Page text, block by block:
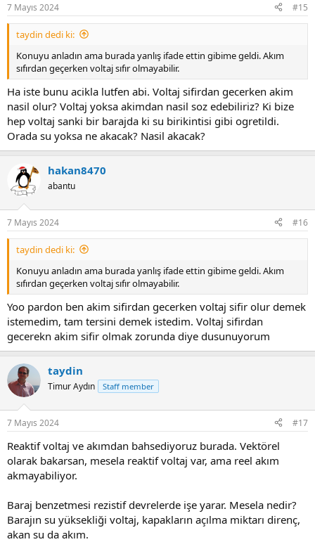
7 Mayıs 2024 #15
taydin dedi ki:
Konuyu anladın ama burada yanlış ifade ettin gibime geldi. Akım
sıfırdan geçerken voltaj sıfır olmayabilir.
Ha iste bunu acikla lutfen abi. Voltaj sifirdan gecerken akim
nasil olur? Voltaj yoksa akimdan nasil soz edebiliriz? Ki bize
hep voltaj sanki bir barajda ki su birikintisi gibi ogretildi.
Orada su yoksa ne akacak? Nasil akacak?
hakan8470
abantu
7 Mayıs 2024 #16
taydin dedi ki:
Konuyu anladın ama burada yanlış ifade ettin gibime geldi. Akım
sıfırdan geçerken voltaj sıfır olmayabilir.
Yoo pardon ben akim sifirdan gecerken voltaj sifir olur demek
istemedim, tam tersini demek istedim. Voltaj sifirdan
gecerekn akim sifir olmak zorunda diye dusunuyorum
taydin
Timur Aydın Staff member
7 Mayıs 2024 #17
Reaktif voltaj ve akımdan bahsediyoruz burada. Vektörel
olarak bakarsan, mesela reaktif voltaj var, ama reel akım
akmayabiliyor.
Baraj benzetmesi rezistif devrelerde işe yarar. Mesela nedir?
Barajın su yüksekliği voltaj, kapakların açılma miktarı direnç,
akan su da akım.